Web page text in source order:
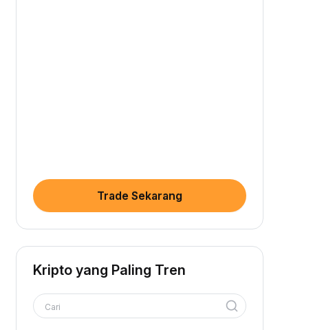
Trade Sekarang
Kripto yang Paling Tren
Cari